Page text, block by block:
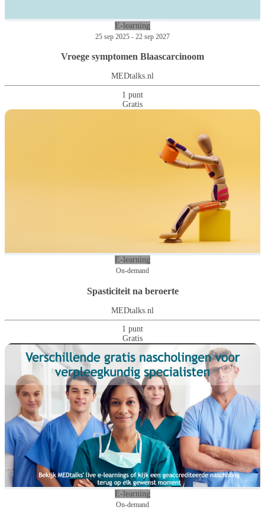
E-learning
25 sep 2025 - 22 sep 2027
Vroege symptomen Blaascarcinoom
MEDtalks.nl
1 punt
Gratis
E-learning
On-demand
Spasticiteit na beroerte
MEDtalks.nl
1 punt
Gratis
E-learning
On-demand